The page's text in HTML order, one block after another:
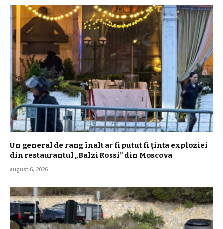
Un general de rang înalt ar fi putut fi ținta exploziei
din restaurantul „Balzi Rossi” din Moscova
august 6, 2026